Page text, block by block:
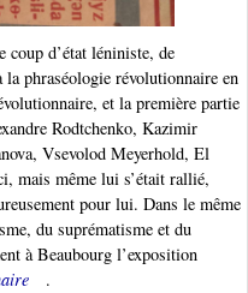
coup d’état léniniste, de
phraséologie révolutionnaire en
et la première partie
Rodtchenko, Kazimir
Vsevolod Meyerhold, El
mais même lui s’était rallié,
pour lui. Dans le même
du suprématisme et du
à Beaubourg l’exposition
.